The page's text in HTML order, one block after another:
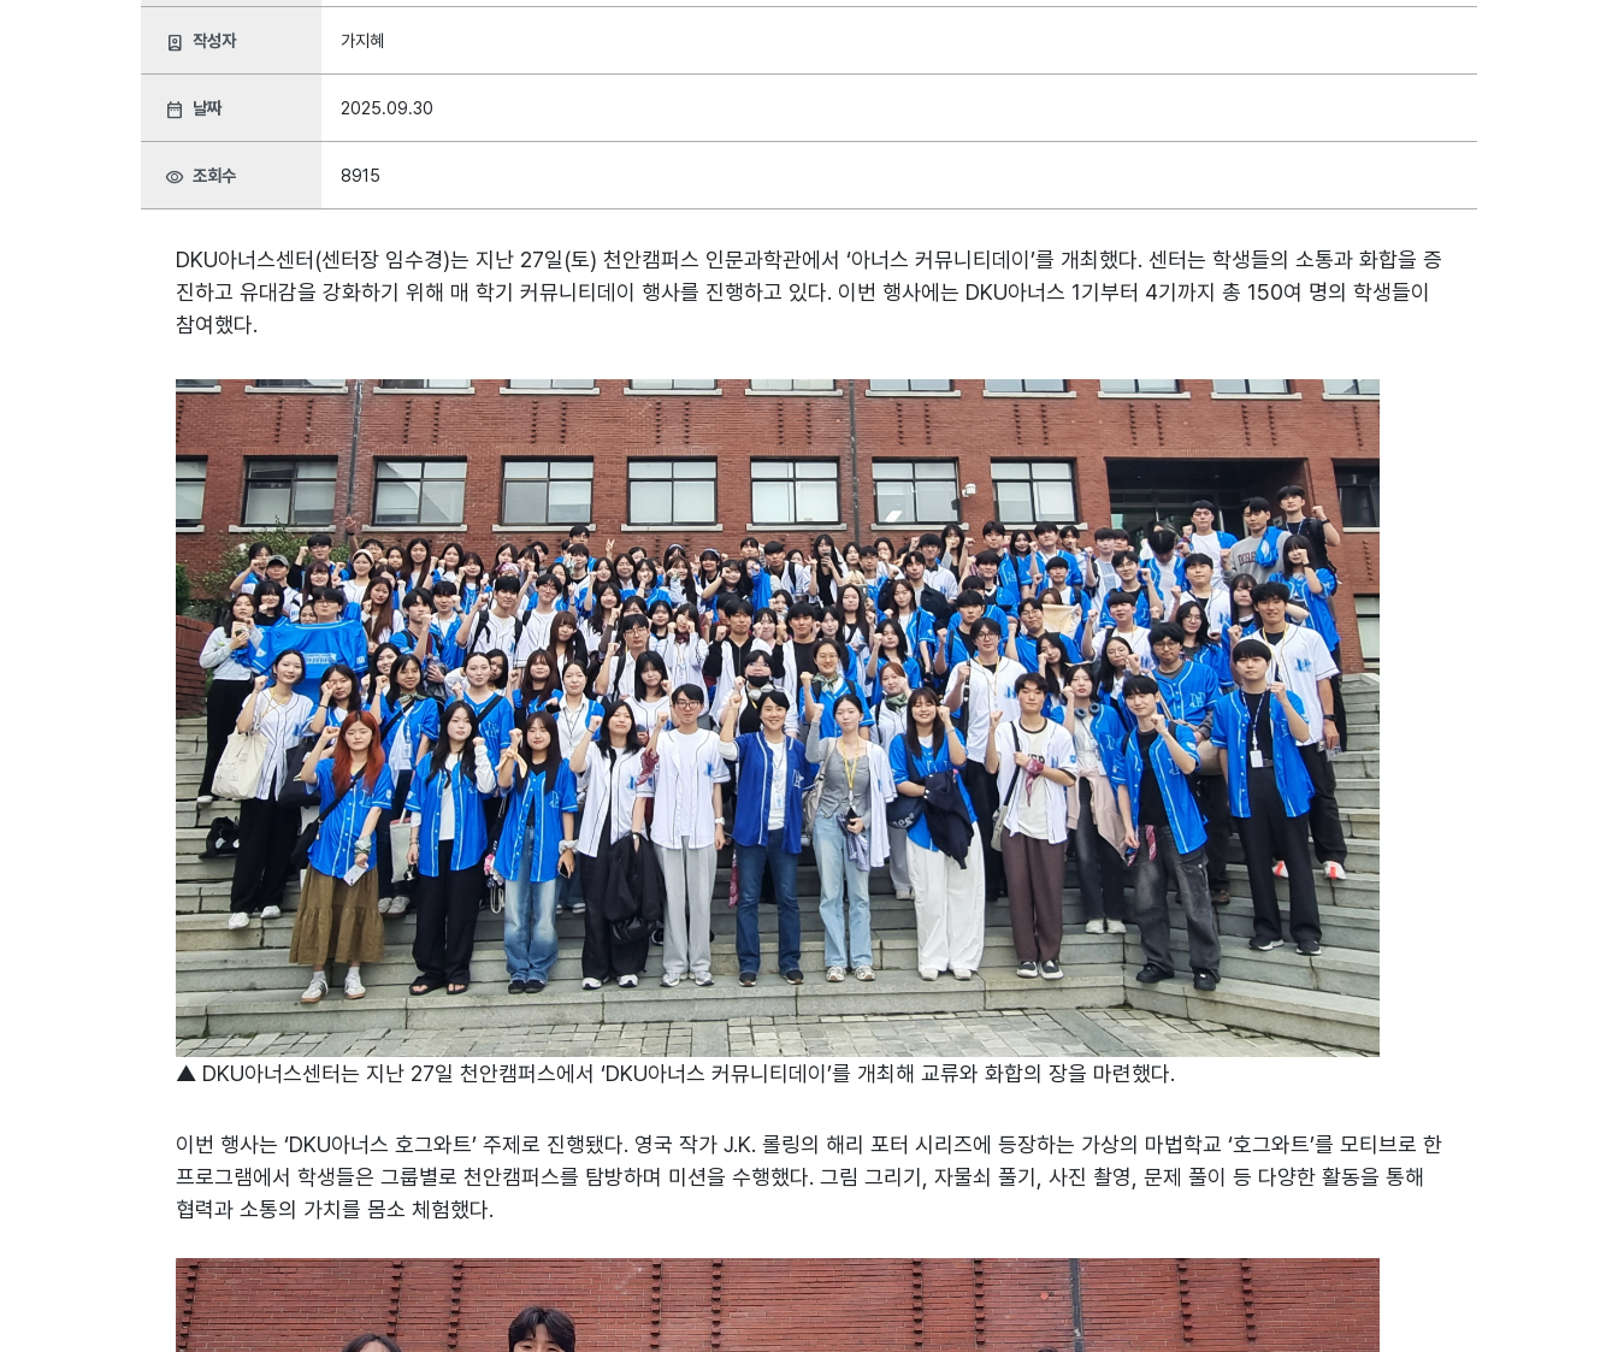
person_book 작성자 가지혜
date_range 날짜 2025.09.30
visibility 조회수 8915
DKU아너스센터(센터장 임수경)는 지난 27일(토) 천안캠퍼스 인문과학관에서 ‘아너스 커뮤니티데이’를 개최했다. 센터는 학생들의 소통과 화합을 증
진하고 유대감을 강화하기 위해 매 학기 커뮤니티데이 행사를 진행하고 있다. 이번 행사에는 DKU아너스 1기부터 4기까지 총 150여 명의 학생들이
참여했다.
▲ DKU아너스센터는 지난 27일 천안캠퍼스에서 ‘DKU아너스 커뮤니티데이’를 개최해 교류와 화합의 장을 마련했다.
이번 행사는 ‘DKU아너스 호그와트’ 주제로 진행됐다. 영국 작가 J.K. 롤링의 해리 포터 시리즈에 등장하는 가상의 마법학교 ‘호그와트’를 모티브로 한
프로그램에서 학생들은 그룹별로 천안캠퍼스를 탐방하며 미션을 수행했다. 그림 그리기, 자물쇠 풀기, 사진 촬영, 문제 풀이 등 다양한 활동을 통해
협력과 소통의 가치를 몸소 체험했다.